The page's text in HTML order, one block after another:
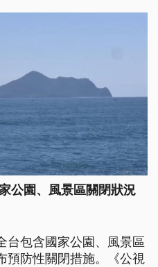
公園、風景區關閉狀況
台包含國家公園、風景區
預防性關閉措施。《公視